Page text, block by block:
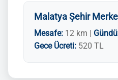
Malatya Şehir
Mesafe: 12 km |
Gece Ücreti: 520 TL